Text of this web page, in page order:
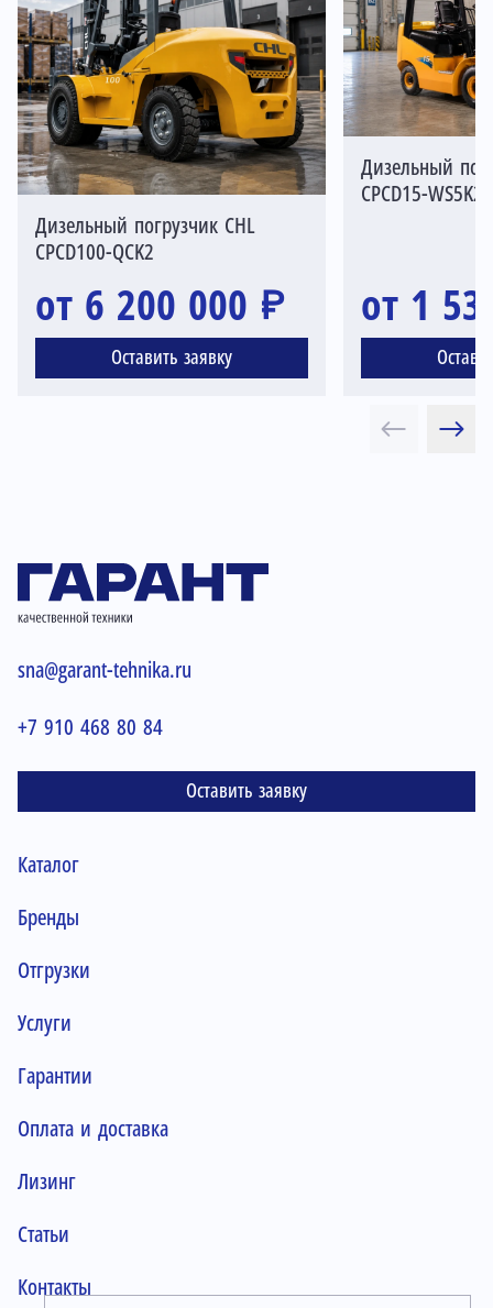
Дизельный погрузчик CHL
CPCD100-QCK2
от 6 200 000 ₽
Оставить заявку
Дизельный
CPCD15-WS5K2
от 1
sna@garant-tehnika.ru
+7 910 468 80 84
Оставить заявку
Каталог
Бренды
Отгрузки
Услуги
Гарантии
Оплата и доставка
Лизинг
Статьи
Контакты